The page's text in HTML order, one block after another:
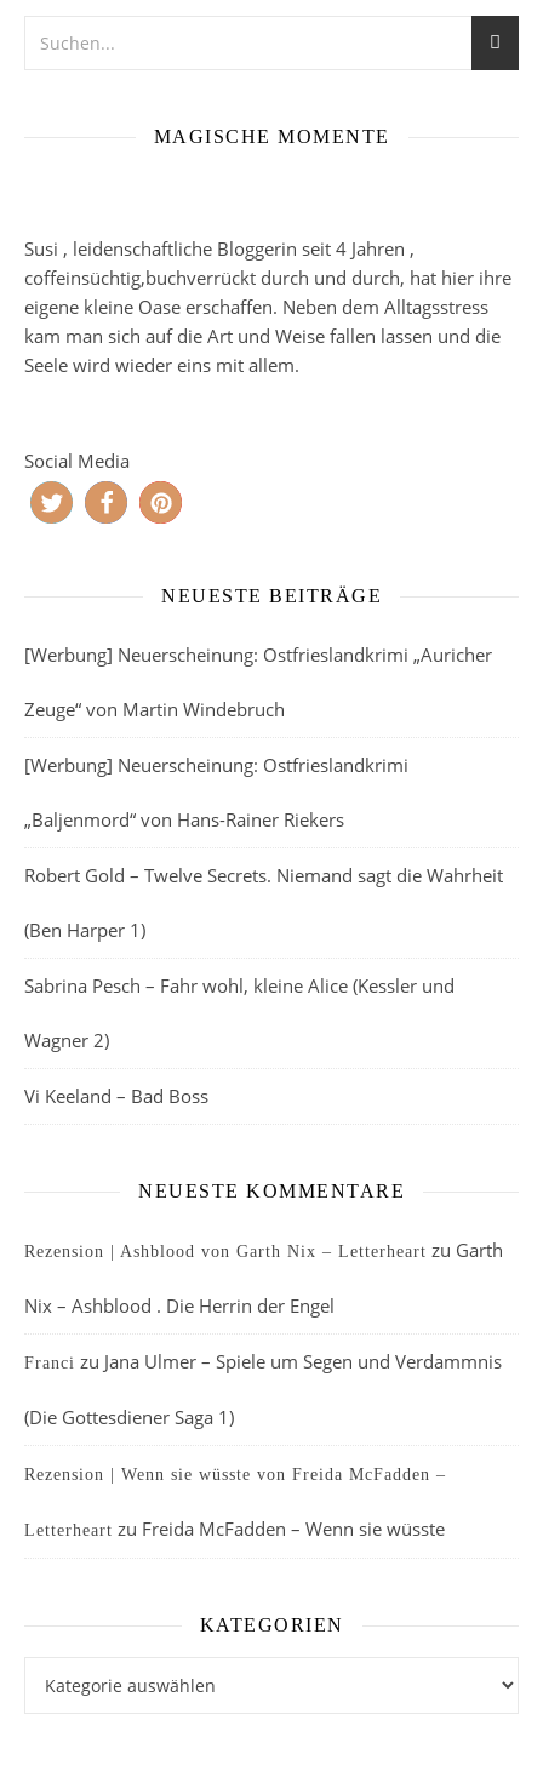
MAGISCHE MOMENTE
Susi , leidenschaftliche Bloggerin seit 4 Jahren ,
coffeinsüchtig,buchverrückt durch und durch, hat hier ihre
eigene kleine Oase erschaffen. Neben dem Alltagsstress
kam man sich auf die Art und Weise fallen lassen und die
Seele wird wieder eins mit allem.
Social Media
NEUESTE BEITRÄGE
[Werbung] Neuerscheinung: Ostfrieslandkrimi „Auricher
Zeuge“ von Martin Windebruch
[Werbung] Neuerscheinung: Ostfrieslandkrimi
„Baljenmord“ von Hans-Rainer Riekers
Robert Gold – Twelve Secrets. Niemand sagt die Wahrheit
(Ben Harper 1)
Sabrina Pesch – Fahr wohl, kleine Alice (Kessler und
Wagner 2)
Vi Keeland – Bad Boss
NEUESTE KOMMENTARE
Rezension | Ashblood von Garth Nix – Letterheart zu Garth
Nix – Ashblood . Die Herrin der Engel
Franci zu Jana Ulmer – Spiele um Segen und Verdammnis
(Die Gottesdiener Saga 1)
Rezension | Wenn sie wüsste von Freida McFadden –
Letterheart zu Freida McFadden – Wenn sie wüsste
KATEGORIEN